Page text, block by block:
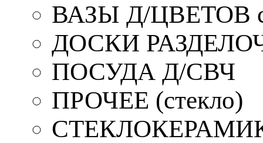
ВАЗЫ Д/ЦВЕТОВ
ДОСКИ
ПОСУДА Д/СВЧ
ПРОЧЕЕ (стекло)